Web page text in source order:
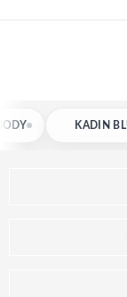
KADIN BLUZ